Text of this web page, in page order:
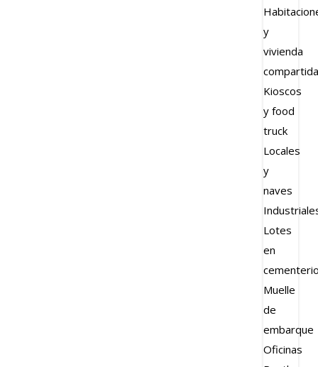
y
vivienda
compartida
Kioscos
y food
truck
Locales
y
naves
Lotes
en
Muelle
de
embarque
Oficinas